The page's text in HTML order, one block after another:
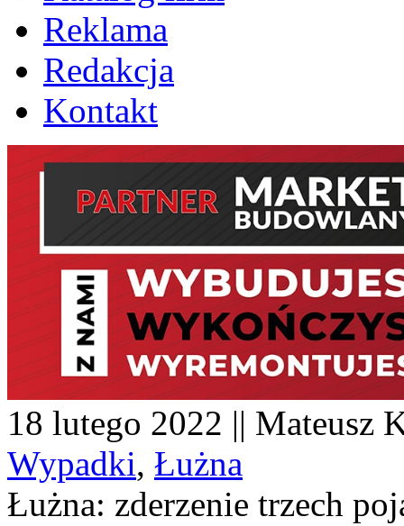
Reklama
Redakcja
Kontakt
18 lutego 2022 || Mateusz
Wypadki, Łużna
Łużna: zderzenie trzech